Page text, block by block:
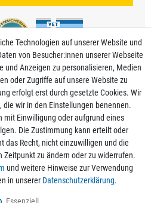
Technologien auf unserer Website und
von Besucher:innen unserer Webseite
und Anzeigen zu personalisieren, Medien
oder Zugriffe auf unsere Website zu
erfolgt erst durch gesetzte Cookies. Wir
wir in den Einstellungen benennen.
mit Einwilligung oder aufgrund eines
Die Zustimmung kann erteilt oder
das Recht, nicht einzuwilligen und die
Zeitpunkt zu ändern oder zu widerrufen.
und weitere Hinweise zur Verwendung
in unserer Daten­schutz­erklärung.